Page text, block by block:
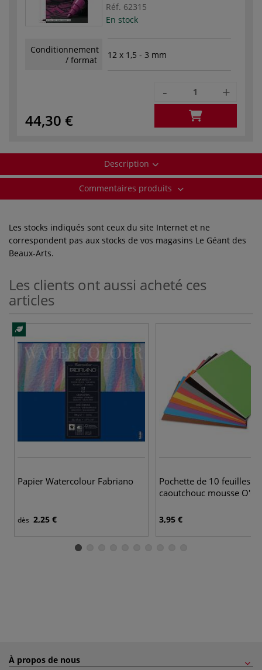
Réf. 62315
En stock
Conditionnement
/ format
12 x 1,5 - 3 mm
44,30 €
- +
Description
Commentaires produits
Les stocks indiqués sont ceux du site Internet et ne
correspondent pas aux stocks de vos magasins Le Géant des
Beaux-Arts.
Les clients ont aussi acheté ces
articles
Papier Watercolour Fabriano
dès 2,25 €
Pochette de 10 feuilles
caoutchouc mousse
3,95 €
À propos de nous